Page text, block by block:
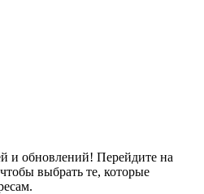
и обновлений! Перейдите на
выбрать те, которые